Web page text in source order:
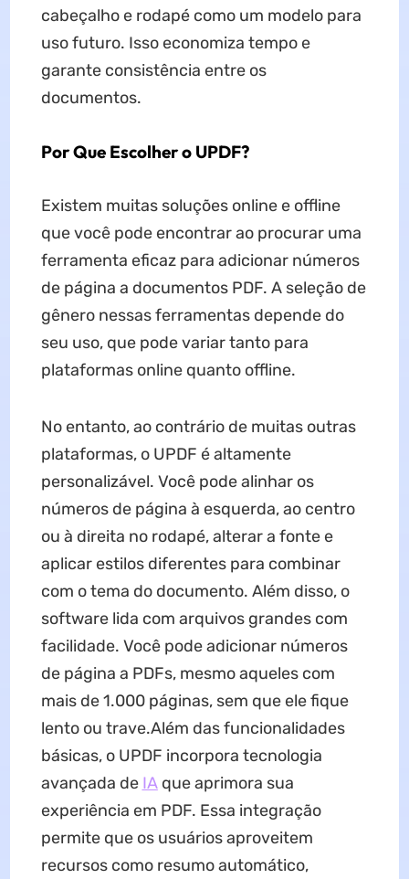
cabeçalho e rodapé como um modelo para
uso futuro. Isso economiza tempo e
garante consistência entre os
documentos.
Por Que Escolher o UPDF?
Existem muitas soluções online e offline
que você pode encontrar ao procurar uma
ferramenta eficaz para adicionar números
de página a documentos PDF. A seleção de
gênero nessas ferramentas depende do
seu uso, que pode variar tanto para
plataformas online quanto offline.
No entanto, ao contrário de muitas outras
plataformas, o UPDF é altamente
personalizável. Você pode alinhar os
números de página à esquerda, ao centro
ou à direita no rodapé, alterar a fonte e
aplicar estilos diferentes para combinar
com o tema do documento. Além disso, o
software lida com arquivos grandes com
facilidade. Você pode adicionar números
de página a PDFs, mesmo aqueles com
mais de 1.000 páginas, sem que ele fique
lento ou trave.Além das funcionalidades
básicas, o UPDF incorpora tecnologia
avançada de IAque aprimora sua
experiência em PDF. Essa integração
permite que os usuários aproveitem
recursos como resumo automático,